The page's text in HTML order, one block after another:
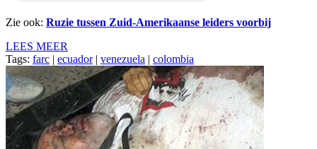
Zie ook: Ruzie tussen Zuid-Amerikaanse leiders voorbij
LEES MEER
Tags: farc | ecuador| venezuela | colombia